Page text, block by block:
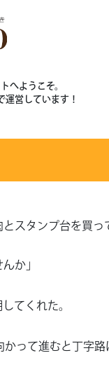
へようこそ。
運営しています！
スタンプ台を買
か」
てくれた。
って進むと丁字